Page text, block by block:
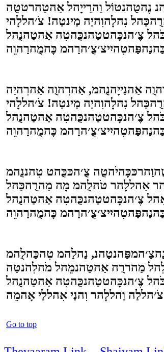
נִהלָהוִהיַה מַינטַה! צֹ׳הללָהי
כֹּהל צֶ׳הנכָּהטטַהנכֻּהטִה אַהטַהנֻהל
נִהלָהוִהיַה מַינטַה! צֹ׳הללָהי
צֶ׳הנכָּהטטַהנכֻּהטִה אַהטַהנֻהל
צֻ׳הכּכֻּהט טִהננֻהמ
צֶ׳הנכָּהטטַהנכֻּהטִה אַהטַהנֻהל
נַהלַהמ טִהכַּהלֻהמ
צֶ׳הנכָּהטטַהנכֻּהטִה אַהטַהנֻהל
Go to top